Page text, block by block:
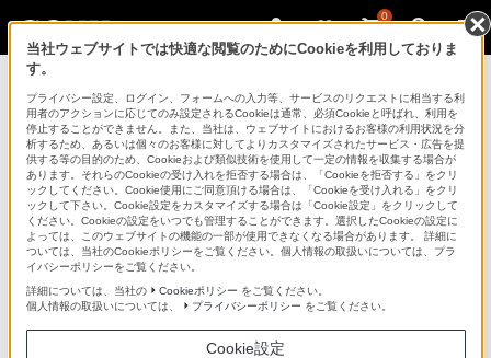
0
掲載終了のお知らせ
PCキャリングバッグ「VGP-MBC30」は、2010年09月
03日をもって掲載を終了しました。
商品に関するお問い合わせ等は「統合サポート・お問
い合わせ」をご確認下さい。
掲載中の商品につきましても、掲載を終了する場合が
ございます。
当社ウェブサイトでは快適な閲覧のためにCookieを利用しておりま
す。
プライバシー設定、ログイン、フォームへの入力等、サービスのリクエストに相当する利
用者のアクションに応じてのみ設定されるCookieは通常、必須Cookieと呼ばれ、利用を
停止することができません。また、当社は、ウェブサイトにおけるお客様の利用状況を分
析するため、あるいは個々のお客様に対してよりカスタマイズされたサービス・広告を提
供する等の目的のため、Cookieおよび類似技術を使用して一定の情報を収集する場合が
あります。それらのCookieの受け入れを拒否する場合は、「Cookieを拒否する」をクリ
ックしてください。Cookie使用にご同意頂ける場合は、「Cookieを受け入れる」をクリ
ックして下さい。Cookie設定をカスタマイズする場合は「Cookie設定」をクリックして
ください。Cookieの設定をいつでも管理することができます。選択したCookieの設定に
よっては、このウェブサイトの機能の一部が使用できなくなる場合があります。 詳細に
ついては、当社のCookieポリシーをご覧ください。個人情報の取扱いについては、プラ
イバシーポリシーをご覧ください。
詳細については、当社の
Cookieポリシー をご覧ください。
個人情報の取扱いについては、
プライバシーポリシー をご覧ください。
Cookie設定